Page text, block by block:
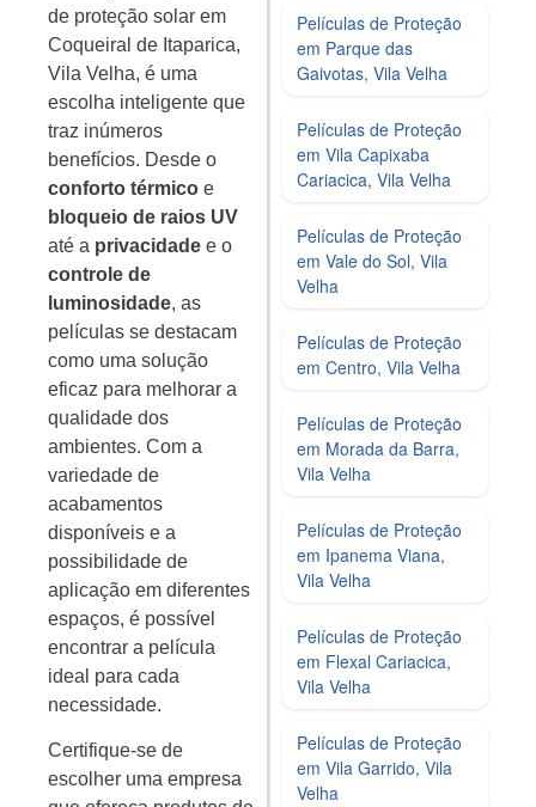
de proteção solar em
Coqueiral de Itaparica,
Vila Velha, é uma
escolha inteligente que
traz inúmeros
benefícios. Desde o
conforto térmico e
bloqueio de raios UV
até a privacidade e o
controle de
luminosidade, as
películas se destacam
como uma solução
eficaz para melhorar a
qualidade dos
ambientes. Com a
variedade de
acabamentos
disponíveis e a
possibilidade de
aplicação em diferentes
espaços, é possível
encontrar a película
ideal para cada
necessidade.
Certifique-se de
escolher uma empresa
Películas de Proteção
em Parque das
Gaivotas, Vila Velha
Películas de Proteção
em Vila Capixaba
Cariacica, Vila Velha
Películas de Proteção
em Vale do Sol, Vila
Velha
Películas de Proteção
em Centro, Vila Velha
Películas de Proteção
em Morada da Barra,
Vila Velha
Películas de Proteção
em Ipanema Viana,
Vila Velha
Películas de Proteção
em Flexal Cariacica,
Vila Velha
Películas de Proteção
em Vila Garrido, Vila
Velha